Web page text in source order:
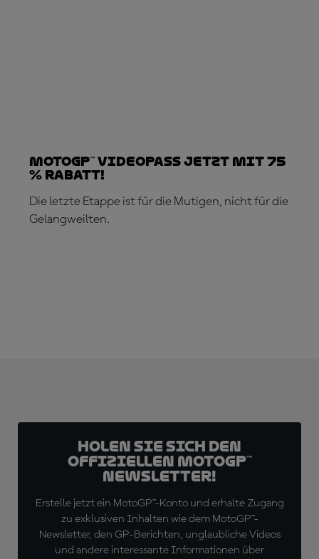
MotoGP™ VideoPass jetzt mit 75
% Rabatt!
Die letzte Etappe ist für die Mutigen, nicht für die
Gelangweilten.
Holen Sie sich den
offiziellen MotoGP™
Newsletter!
Erstelle jetzt ein MotoGP™-Konto und erhalte Zugang
zu exklusiven Inhalten wie dem MotoGP™-
Newsletter, den GP-Berichten, unglaubliche Videos
und andere interessante Informationen über